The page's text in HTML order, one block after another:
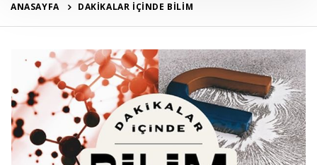
ANASAYFA DAKİKALAR İÇİNDE BİLİM